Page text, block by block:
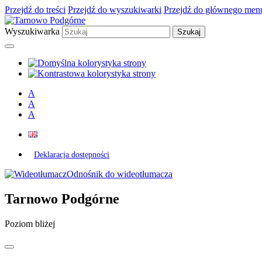
Przejdź do treści Przejdź do wyszukiwarki Przejdź do głównego
Wyszukiwarka
A
A
A
Deklaracja dostępności
Odnośnik do wideotłumacza
Tarnowo Podgórne
Poziom bliżej